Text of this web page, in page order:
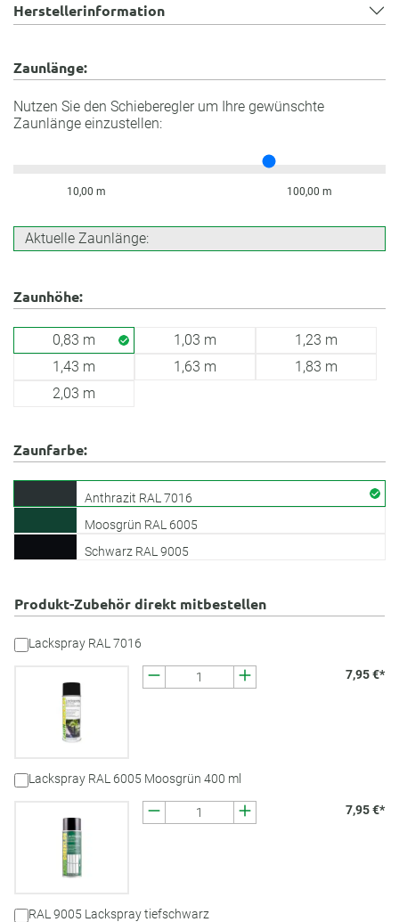
Herstellerinformation
Zaunlänge:
Nutzen Sie den Schieberegler um Ihre gewünschte
Zaunlänge einzustellen:
Aktuelle Zaunlänge:
10,00 m 100,00 m
Zaunhöhe:
0,83 m 1,03 m
1,23 m
1,43 m
1,63 m
1,83 m
2,03 m
Zaunfarbe:
Anthrazit RAL 7016
Moosgrün RAL 6005
Schwarz RAL 9005
Produkt-Zubehör direkt mitbestellen
Lackspray RAL 7016
7,95 €*
Lackspray RAL 6005 Moosgrün 400 ml
7,95 €*
RAL 9005 Lackspray tiefschwarz